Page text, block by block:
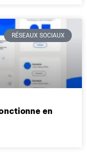
RÉSEAUX SOCIAUX
en